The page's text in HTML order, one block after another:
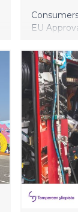
EU